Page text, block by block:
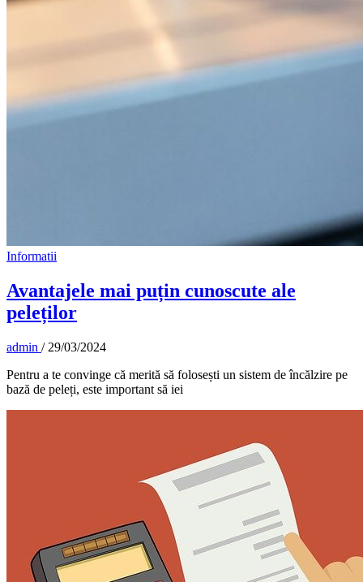
Informatii
Avantajele mai puțin cunoscute ale
peleților
admin / 29/03/2024
Pentru a te convinge că merită să folosești un sistem de încălzire pe
bază de peleți, este important să iei